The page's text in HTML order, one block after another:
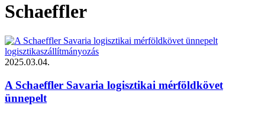
Schaeffler
logisztikaszállítmányozás
2025.03.04.
A Schaeffler Savaria logisztikai mérföldkövet
ünnepelt